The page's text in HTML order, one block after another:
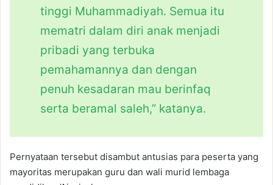
tinggi Muhammadiyah. Semua itu
mematri dalam diri anak menjadi
pribadi yang terbuka
pemahamannya dan dengan
penuh kesadaran mau berinfaq
serta beramal saleh,” katanya.
Pernyataan tersebut disambut antusias para peserta yang
mayoritas merupakan guru dan wali murid lembaga